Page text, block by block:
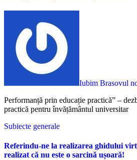
Iubim Brasovul
Performanță prin educație practică” – dezbateri și politici de bună
practică pentru învățământul universitar
Subiecte generale
Referindu-ne la realizarea ghidului
realizat că nu este o sarcină ușoară!